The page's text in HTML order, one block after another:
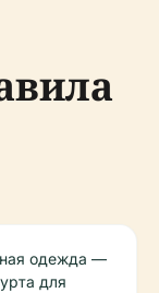
одежда —
для